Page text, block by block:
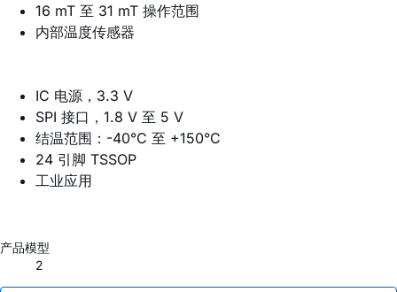
16 mT 至 31 mT 操作范围
内部温度传感器
IC 电源，3.3 V
SPI 接口，1.8 V 至 5 V
结温范围：-40°C 至 +150°C
24 引脚 TSSOP
工业应用
产品模型
2